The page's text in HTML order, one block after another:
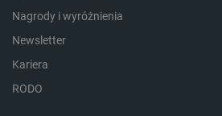
Nagrody i wyróżnienia
Newsletter
Kariera
RODO
critData